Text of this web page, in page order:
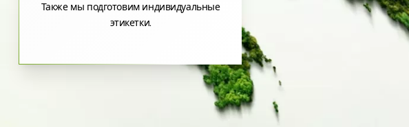
Также мы подготовим индивидуальные
этикетки.